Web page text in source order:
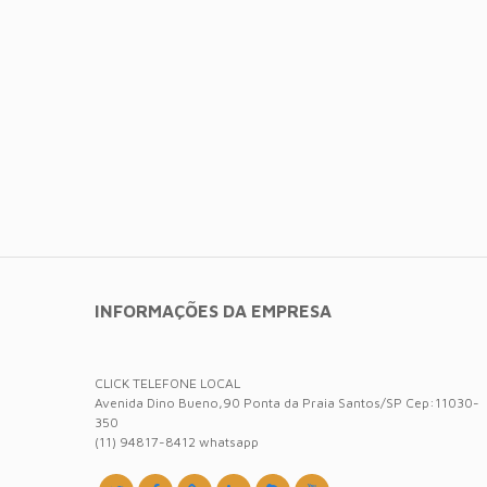
INFORMAÇÕES DA EMPRESA
CLICK TELEFONE LOCAL
Avenida Dino Bueno,90 Ponta da Praia Santos/SP Cep:11030-
350
(11) 94817-8412 whatsapp